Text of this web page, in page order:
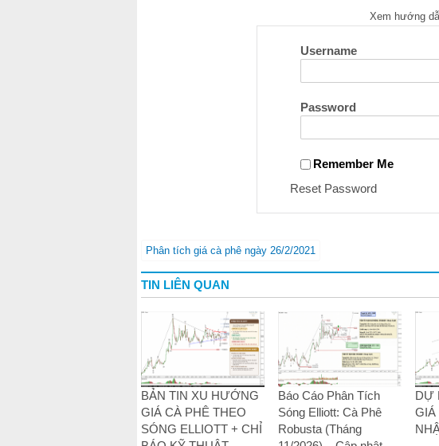
Xem hướng
Username
Password
Remember Me
Reset Password
Phân tích giá cà phê ngày 26/2/2021
TIN LIÊN QUAN
BẢN TIN XU HƯỚNG
GIÁ CÀ PHÊ THEO
SÓNG ELLIOTT + CHỈ
Báo Cáo Phân Tích
Sóng Elliott: Cà Phê
Robusta (Tháng
DỰ
GIÁ